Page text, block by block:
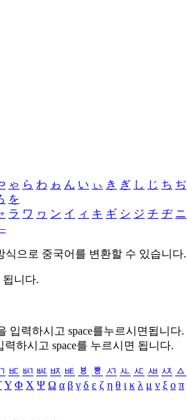
ゃ ら わ ゎ ん い ぃ き ぎ し じ ち ぢ
を
ラ ワ ヮ ン イ ィ キ ギ シ ジ チ ヂ ニ
식으로 중국어를 변환할 수 있습니다.
니다.
입력하시고 space를누르시면됩니다.
력하시고 space를 누르시면 됩니다.
ㅳ ㅴ ㅵ ㅶ ㅷ ㅸ ㅹ ㅺ ㅻ ㅼ ㅽ ㅾ ㅿ
Υ Φ Χ Ψ Ω α β γ δ ε ζ η θ ι κ λ μ ν ξ ο π